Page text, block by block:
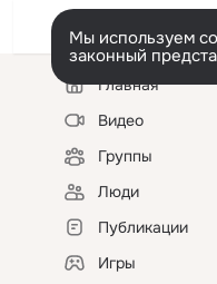
Мы используем
законный
Левая
колонкаГлавная
Видео
Группы
Люди
Публикации
Игры